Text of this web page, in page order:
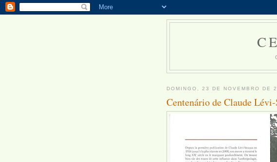
DOMINGO, 23 DE NOVEMBRO DE
Centenário de Claude